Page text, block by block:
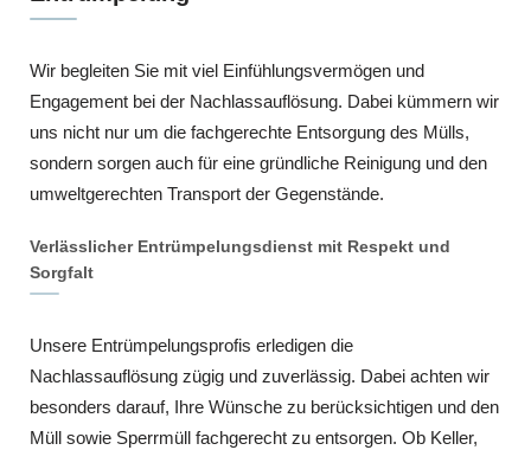
Wir begleiten Sie mit viel Einfühlungsvermögen und
Engagement bei der Nachlassauflösung. Dabei kümmern wir
uns nicht nur um die fachgerechte Entsorgung des Mülls,
sondern sorgen auch für eine gründliche Reinigung und den
umweltgerechten Transport der Gegenstände.
Verlässlicher Entrümpelungsdienst mit Respekt und
Sorgfalt
Unsere Entrümpelungsprofis erledigen die
Nachlassauflösung zügig und zuverlässig. Dabei achten wir
besonders darauf, Ihre Wünsche zu berücksichtigen und den
Müll sowie Sperrmüll fachgerecht zu entsorgen. Ob Keller,